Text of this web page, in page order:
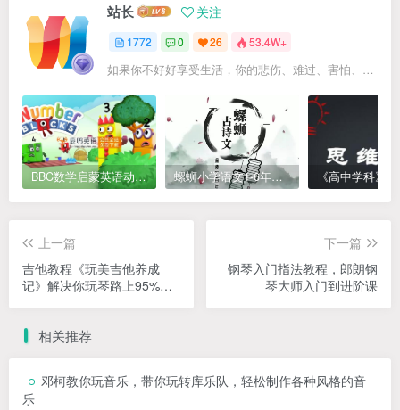
站长 关注
1772 0 26 53.4W+
如果你不好好享受生活，你的悲伤、难过、害怕、羞愧和内疚会代替你享受
BBC数学启蒙英语动画Numberblocks数字积木，全七季共161集，1080P高清视频带英文字幕 螺蛳小学语文1-6年级《小学古诗文》课程视频
上一篇
吉他教程《玩美吉他养成
记》解决你玩琴路上95%的
下一篇
钢琴入门指法教程，郎朗钢
琴大师入门到进阶课
相关推荐
邓柯教你玩音乐，带你玩转库乐队，轻松制作各种风格的音
乐